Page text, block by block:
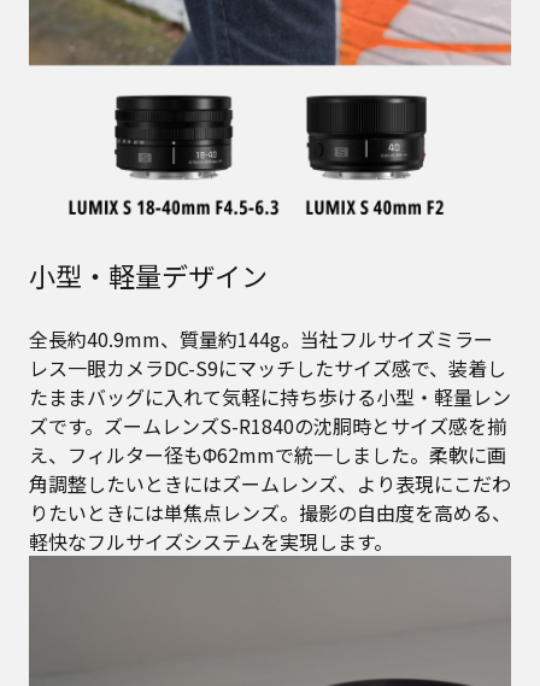
小型・軽量デザイン
全長約40.9mm、質量約144g。当社フルサイズミラー
レス一眼カメラDC-S9にマッチしたサイズ感で、装着し
たままバッグに入れて気軽に持ち歩ける小型・軽量レン
ズです。ズームレンズS-R1840の沈胴時とサイズ感を揃
え、フィルター径もΦ62mmで統一しました。柔軟に画
角調整したいときにはズームレンズ、より表現にこだわ
りたいときには単焦点レンズ。撮影の自由度を高める、
軽快なフルサイズシステムを実現します。